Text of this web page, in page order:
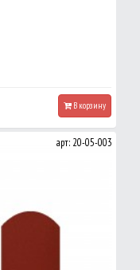
В корзину
арт: 20-05-003